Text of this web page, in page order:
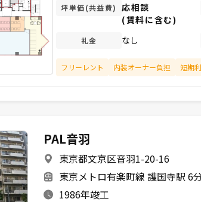
坪単価(共益費)
応相談
(賃料に含む)
礼金 なし
フリーレント 内装オーナー負担 短期
PAL音羽
東京都文京区音羽1-20-16
東京メトロ有楽町線 護国寺駅 6
1986年竣工